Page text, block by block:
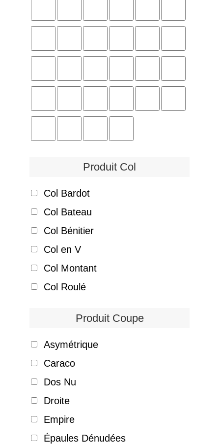
Produit Col
Col Bardot
Col Bateau
Col Bénitier
Col en V
Col Montant
Col Roulé
Produit Coupe
Asymétrique
Caraco
Dos Nu
Droite
Empire
Épaules Dénudées